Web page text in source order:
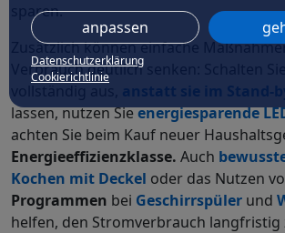
anpassen
Datenschutzerklärung
Cookierichtlinie
sparen.
Zusätzlich können einfache
Verbrauch deutlich senken: Schalten Sie
anstatt sie im Stand-
lassen, nutzen Sieenergiesparende
achten Sie beim Kauf neuer
Energieeffizienzklasse. Auch
Kochen mit Deckel oder das Nutzen
Programmen bei Geschirrspüler und
helfen, den Stromverbrauch langfristig